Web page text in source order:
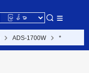
ADS-1700W *